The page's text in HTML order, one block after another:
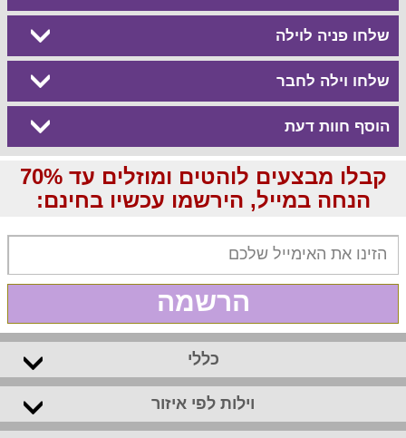
שלחו פניה לוילה
שלחו וילה לחבר
הוסף חוות דעת
קבלו מבצעים לוהטים ומוזלים עד 70%
הנחה במייל, הירשמו עכשיו בחינם:
הרשמה
כללי
וילות לפי איזור